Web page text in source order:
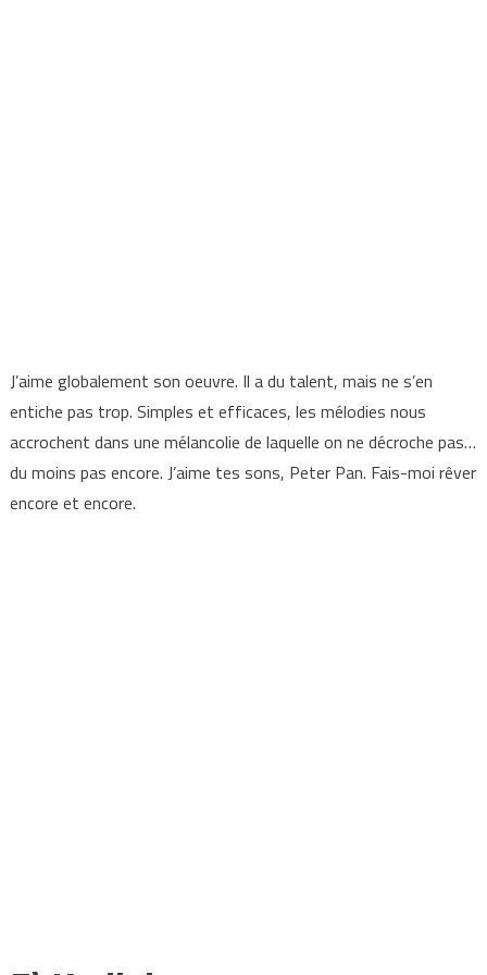
J’aime globalement son oeuvre. Il a du talent, mais ne s’en
entiche pas trop. Simples et efficaces, les mélodies nous
accrochent dans une mélancolie de laquelle on ne décroche pas…
du moins pas encore. J’aime tes sons, Peter Pan. Fais-moi rêver
encore et encore.